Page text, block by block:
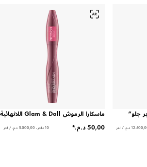
جلو”
ماسكارا الرموش Glam & Doll اللانهائية
10 ملتر - ‏5.000,00 د.م.‏ / لتر